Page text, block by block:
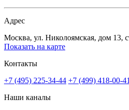
Адрес
Москва, ул. Николоямская, дом 13,
Показать на карте
Контакты
+7 (495) 225-34-44 +7 (499) 418-00-
Наши каналы